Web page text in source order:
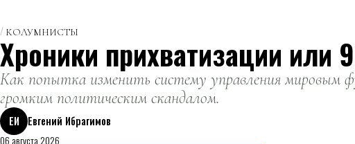
КОЛУМНИСТЫ
Хроники прихватизации или
Как попытка изменить систему управления мировым
громким политическим скандалом.
ЕИ
Евгений Ибрагимов
06 августа 2026